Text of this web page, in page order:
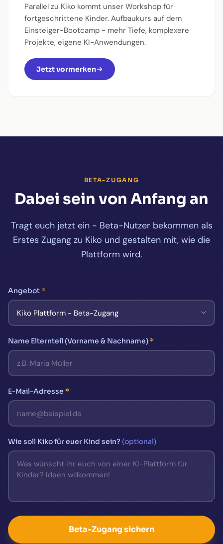
Parallel zu Kiko kommt unser Workshop für
fortgeschrittene Kinder. Aufbaukurs auf dem
Einsteiger-Bootcamp - mehr Tiefe, komplexere
Projekte, eigene KI-Anwendungen.
Jetzt vormerken
BETA-ZUGANG
Dabei sein von Anfang an
Tragt euch jetzt ein - Beta-Nutzer bekommen als
Erstes Zugang zu Kiko und gestalten mit, wie die
Plattform wird.
Angebot*
Name Elternteil (Vorname & Nachname)*
E-Mail-Adresse *
Wie soll Kiko für euer Kind sein? (optional)
Beta-Zugang sichern